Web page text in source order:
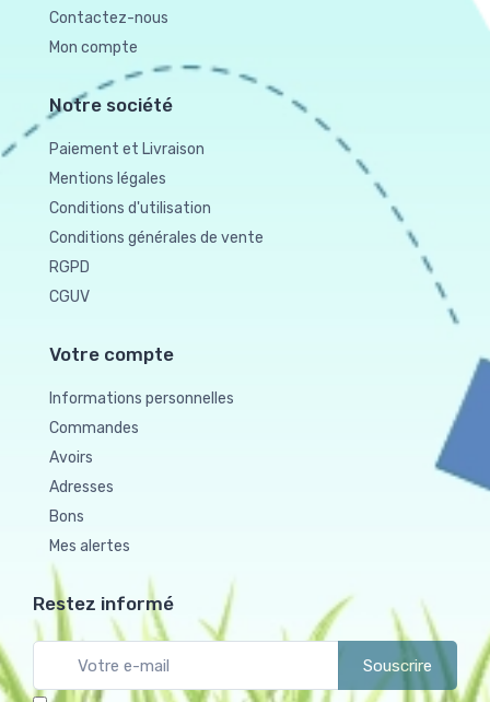
Contactez-nous
Mon compte
Notre société
Paiement et Livraison
Mentions légales
Conditions d'utilisation
Conditions générales de vente
RGPD
CGUV
Votre compte
Informations personnelles
Commandes
Avoirs
Adresses
Bons
Mes alertes
Restez informé
Souscrire